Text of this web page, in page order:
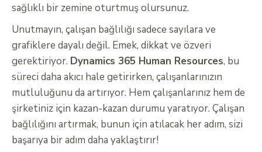
sağlıklı bir zemine oturtmuş olursunuz.
Unutmayın, çalışan bağlılığı sadece sayılara ve
grafiklere dayalı değil. Emek, dikkat ve özveri
gerektiriyor. Dynamics 365 Human Resources, bu
süreci daha akıcı hale getirirken, çalışanlarınızın
mutluluğunu da artırıyor. Hem çalışanlarınız hem de
şirketiniz için kazan-kazan durumu yaratıyor. Çalışan
bağlılığını artırmak, bunun için atılacak her adım, sizi
başarıya bir adım daha yaklaştırır!